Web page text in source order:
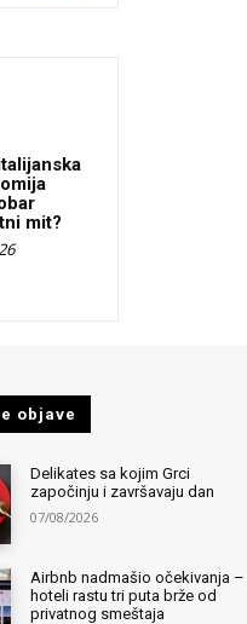
mit?
objave
Delikates sa kojim Grci
započinju i završavaju dan
07/08/2026
Airbnb nadmašio očekivanja –
hoteli rastu tri puta brže od
privatnog smeštaja